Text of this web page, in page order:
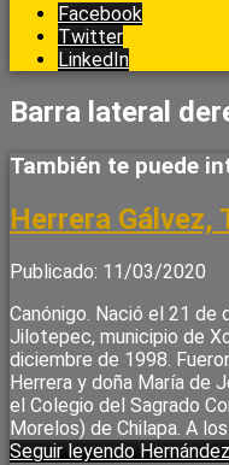
Facebook
Twitter
LinkedIn
Barra lateral
También te puede
Herrera Gálvez,
Publicado: 11/03/2020
Canónigo. Nació el 21 de
Jilotepec, municipio de
diciembre de 1998.
Herrera y doña María de
el Colegio del Sagrado
Morelos) de Chilapa. A
Seguir leyendo